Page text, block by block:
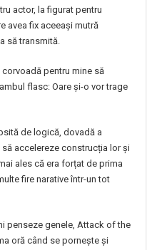
actor, la figurat pentru
avea fix aceeași mutră
să transmită.
pentru mine să
flasc: Oare și-o vor trage
de logică, dovadă a
accelereze construcția lor și
ales că era forțat de prima
fire narative într-un tot
penseze genele, Attack of the
oră când se pornește și